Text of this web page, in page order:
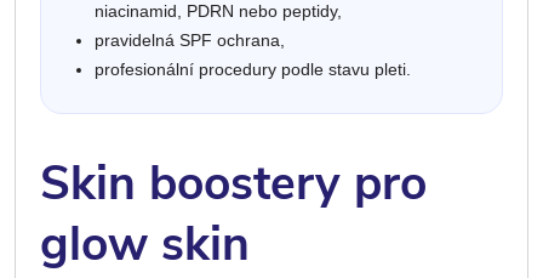
niacinamid, PDRN nebo peptidy,
pravidelná SPF ochrana,
profesionální procedury podle stavu pleti.
Skin boostery pro
glow skin